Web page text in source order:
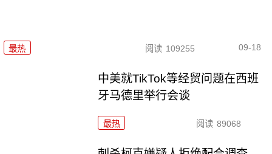
最热 阅读 109255 09-18
中美就TikTok等经贸问题在西班
牙马德里举行会谈
最热 阅读 89068